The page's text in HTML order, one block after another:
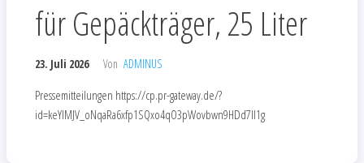
für Gepäckträger, 25 Liter
23. Juli 2026 Von ADMINUS
Pressemitteilungen https://cp.pr-gateway.de/?
id=keYlMJV_oNqaRa6xfp1SQxo4qO3pWovbwn9HDd7Il1g